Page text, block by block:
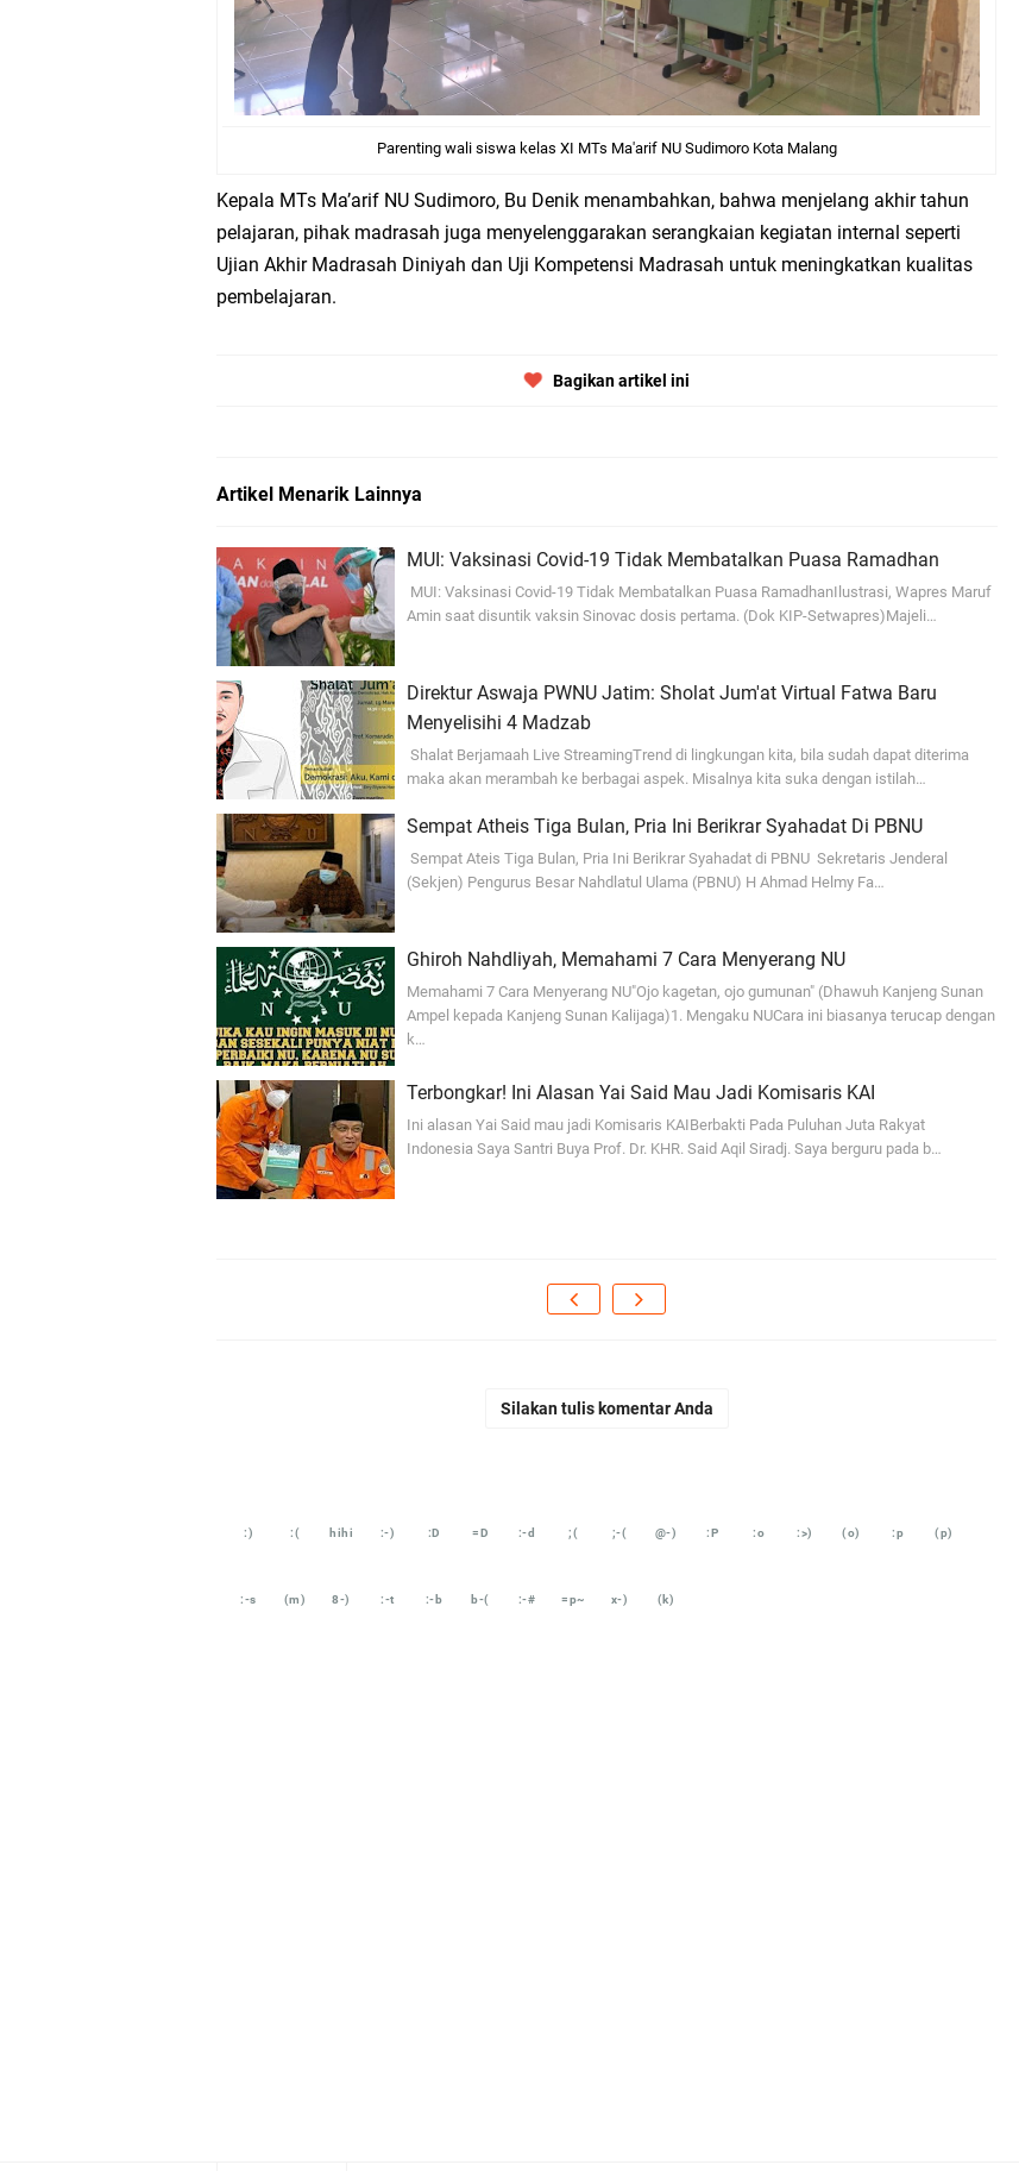
Parenting wali siswa kelas XI MTs Ma'arif NU Sudimoro Kota Malang
Kepala MTs Ma’arif NU Sudimoro, Bu Denik menambahkan, bahwa menjelang akhir tahun
pelajaran, pihak madrasah juga menyelenggarakan serangkaian kegiatan internal seperti
Ujian Akhir Madrasah Diniyah dan Uji Kompetensi Madrasah untuk meningkatkan kualitas
pembelajaran.
Bagikan artikel ini
Artikel Menarik Lainnya
MUI: Vaksinasi Covid-19 Tidak Membatalkan Puasa Ramadhan
MUI: Vaksinasi Covid-19 Tidak Membatalkan Puasa RamadhanIlustrasi, Wapres Maruf
Amin saat disuntik vaksin Sinovac dosis pertama. (Dok KIP-Setwapres)Majeli…
Direktur Aswaja PWNU Jatim: Sholat Jum'at Virtual Fatwa Baru
Menyelisihi 4 Madzab
Shalat Berjamaah Live StreamingTrend di lingkungan kita, bila sudah dapat diterima
maka akan merambah ke berbagai aspek. Misalnya kita suka dengan istilah…
Sempat Atheis Tiga Bulan, Pria Ini Berikrar Syahadat Di PBNU
Sempat Ateis Tiga Bulan, Pria Ini Berikrar Syahadat di PBNU Sekretaris Jenderal
(Sekjen) Pengurus Besar Nahdlatul Ulama (PBNU) H Ahmad Helmy Fa…
Ghiroh Nahdliyah, Memahami 7 Cara Menyerang NU
Memahami 7 Cara Menyerang NU"Ojo kagetan, ojo gumunan" (Dhawuh Kanjeng Sunan
Ampel kepada Kanjeng Sunan Kalijaga)1. Mengaku NUCara ini biasanya terucap dengan
k…
Terbongkar! Ini Alasan Yai Said Mau Jadi Komisaris KAI
Ini alasan Yai Said mau jadi Komisaris KAIBerbakti Pada Puluhan Juta Rakyat
Indonesia Saya Santri Buya Prof. Dr. KHR. Said Aqil Siradj. Saya berguru pada b…
Silakan tulis komentar Anda
:) :( hihi :-) :D =D :-d ;( ;-( @-) :P :o :>) (o) :p (p)
:-s (m) 8-) :-t :-b b-( :-# =p~ x-) (k)